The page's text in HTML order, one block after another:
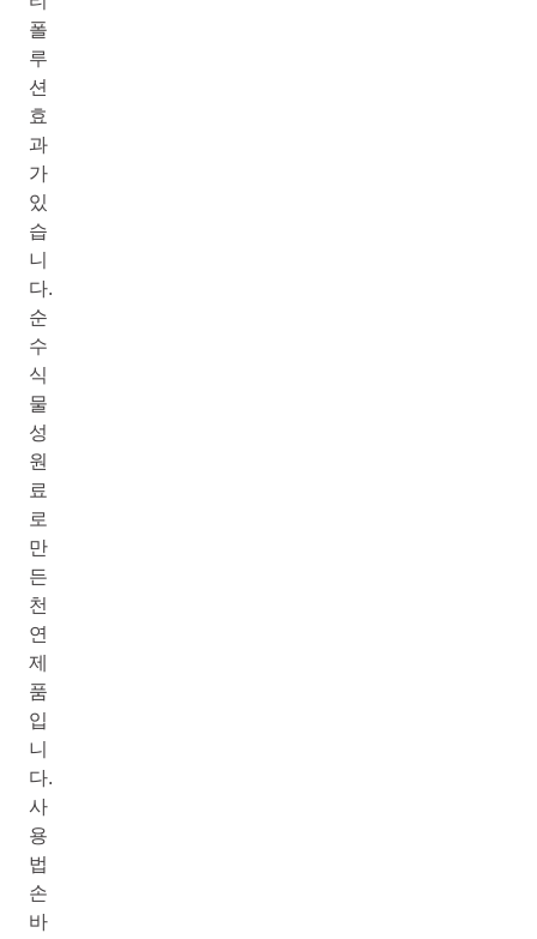
폴
루
션
효
과
가
있
습
니
다.
순
수
식
물
성
원
료
로
만
든
천
연
제
품
입
니
다.
사
용
법
손
바